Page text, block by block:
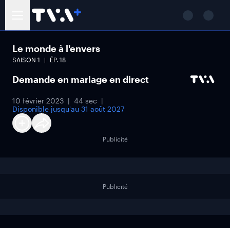
Le monde à l'envers
SAISON 1 ÉP. 18
Demande en mariage en direct
10 février 2023
44 sec
Disponible jusqu'au 31 août 2027
Publicité
Publicité